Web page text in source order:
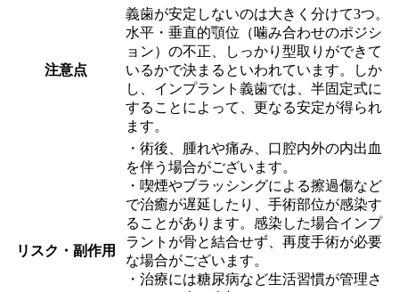
注意点
義歯が安定しないのは大きく分けて3つ。
水平・垂直的顎位（噛み合わせのポジシ
ョン）の不正、しっかり型取りができて
いるかで決まるといわれています。しか
し、インプラント義歯では、半固定式に
することによって、更なる安定が得られ
ます。
リスク・副作用
・術後、腫れや痛み、⼝腔内外の内出⾎
を伴う場合がございます。
・喫煙やブラッシングによる擦過傷など
で治癒が遅延したり、⼿術部位が感染す
ることがあります。感染した場合インプ
ラントが⾻と結合せず、再度⼿術が必要
な場合がございます。
・治療には糖尿病など⽣活習慣が管理さ